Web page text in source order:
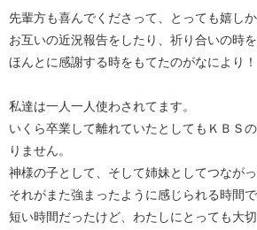
先輩方も喜んでくださって、とっても嬉し
お互いの近況報告をしたり、祈り合いの時
ほんとに感謝する時をもてたのがなにより！
私達は一人一人使わされてます。
いくら卒業して離れていたとしてもＫＢＳ
りません。
神様の子として、そして姉妹としてつながっ
それがまた強まったように感じられる時間で
短い時間だったけど、わたしにとっても大